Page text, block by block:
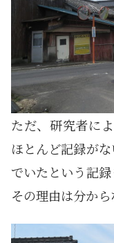
ただ、研究者に
ほとんど記録が
でいたという記
その理由は分から